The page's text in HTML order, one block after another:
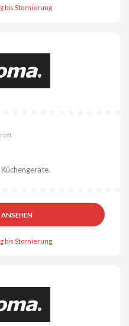
bis Stornierung
bis Stornierung